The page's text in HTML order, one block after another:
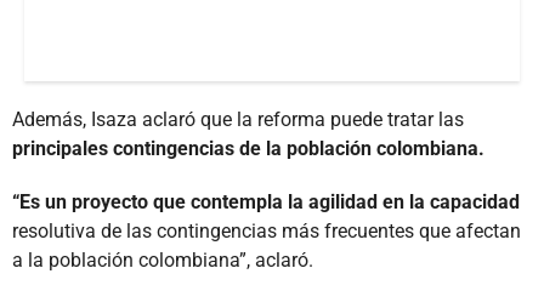
Además, Isaza aclaró que la reforma puede tratar las
principales contingencias de la población colombiana.
“Es un proyecto que contempla la agilidad en la capacidad
resolutiva de las contingencias más frecuentes que afectan
a la población colombiana”, aclaró.